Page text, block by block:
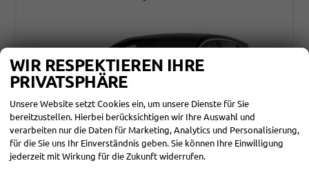
WIR RESPEKTIEREN IHRE
PRIVATSPHÄRE
Unsere Website setzt Cookies ein, um unsere Dienste für Sie
bereitzustellen. Hierbei berücksichtigen wir Ihre Auswahl und
verarbeiten nur die Daten für Marketing, Analytics und Personalisierung,
für die Sie uns Ihr Einverständnis geben. Sie können Ihre Einwilligung
jederzeit mit Wirkung für die Zukunft widerrufen.